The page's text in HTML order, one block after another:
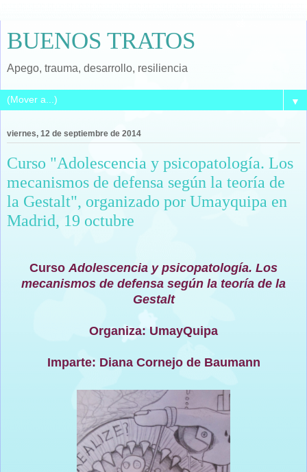
BUENOS TRATOS
Apego, trauma, desarrollo, resiliencia
▼
viernes, 12 de septiembre de 2014
Curso "Adolescencia y psicopatología. Los
mecanismos de defensa según la teoría de
la Gestalt", organizado por Umayquipa en
Madrid, 19 octubre
Curso Adolescencia y psicopatología. Los
mecanismos de defensa según la teoría de la
Gestalt
Organiza: UmayQuipa
Imparte: Diana Cornejo de Baumann